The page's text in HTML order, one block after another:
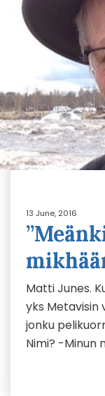
13 June, 2016
Matti Junes.
yks Metavisin
jonku
Nimi? -Minun